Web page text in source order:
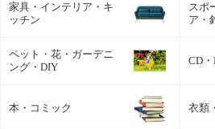
家具・インテリア・キ
ッチン
スポ
ア・
ペット・花・ガーデニ
ング・DIY
CD
本・コミック 衣類